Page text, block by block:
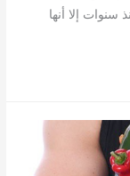
إلا أنها